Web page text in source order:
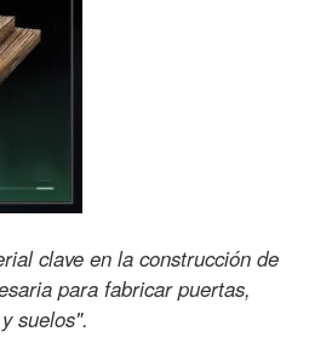
clave en la construcción de
para fabricar puertas,
suelos".